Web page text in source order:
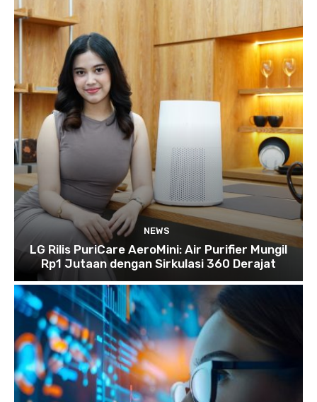
NEWS
LG Rilis PuriCare AeroMini: Air Purifier Mungil
Rp1 Jutaan dengan Sirkulasi 360 Derajat